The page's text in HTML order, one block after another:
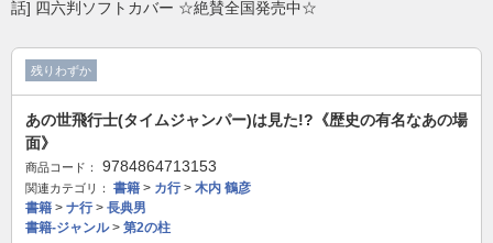
話] 四六判ソフトカバー ☆絶賛全国発売中☆
残りわずか
あの世飛行士(タイムジャンパー)は見た!?《歴史の有名なあの場
面》
商品コード： 9784864713153
関連カテゴリ： 書籍 > カ行> 木内 鶴彦
書籍 > ナ行> 長典男
書籍-ジャンル> 第2の柱